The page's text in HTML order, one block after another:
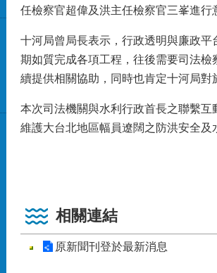
任檢察官超偉及洪主任檢察官三峯進行
十河局曾局長表示，行政透明與廉政
期如質完成各項工程，往後需要司法
續提供相關協助，同時也肯定十河局對
本次司法機關與水利行政首長之聯繫
維護大台北地區幅員遼闊之防洪安全及
相關連結
原新聞刊登於最新消息